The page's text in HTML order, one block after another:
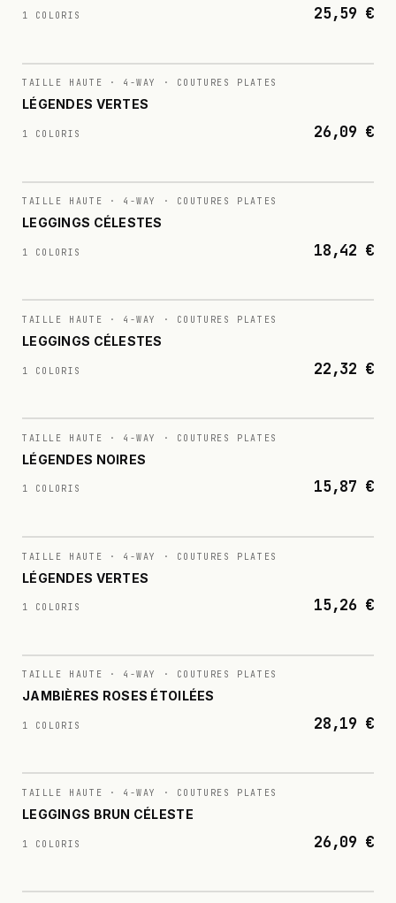
1 COLORIS 25,59 €
N° 011
TAILLE HAUTE · 4-WAY · COUTURES PLATES
LÉGENDES VERTES
1 COLORIS 26,09 €
N° 012
TAILLE HAUTE · 4-WAY · COUTURES PLATES
LEGGINGS CÉLESTES
1 COLORIS 18,42 €
N° 013
TAILLE HAUTE · 4-WAY · COUTURES PLATES
LEGGINGS CÉLESTES
1 COLORIS 22,32 €
N° 014
TAILLE HAUTE · 4-WAY · COUTURES PLATES
LÉGENDES NOIRES
1 COLORIS 15,87 €
N° 015
TAILLE HAUTE · 4-WAY · COUTURES PLATES
LÉGENDES VERTES
1 COLORIS 15,26 €
N° 016
TAILLE HAUTE · 4-WAY · COUTURES PLATES
JAMBIÈRES ROSES ÉTOILÉES
1 COLORIS 28,19 €
N° 017
TAILLE HAUTE · 4-WAY · COUTURES PLATES
LEGGINGS BRUN CÉLESTE
1 COLORIS 26,09 €